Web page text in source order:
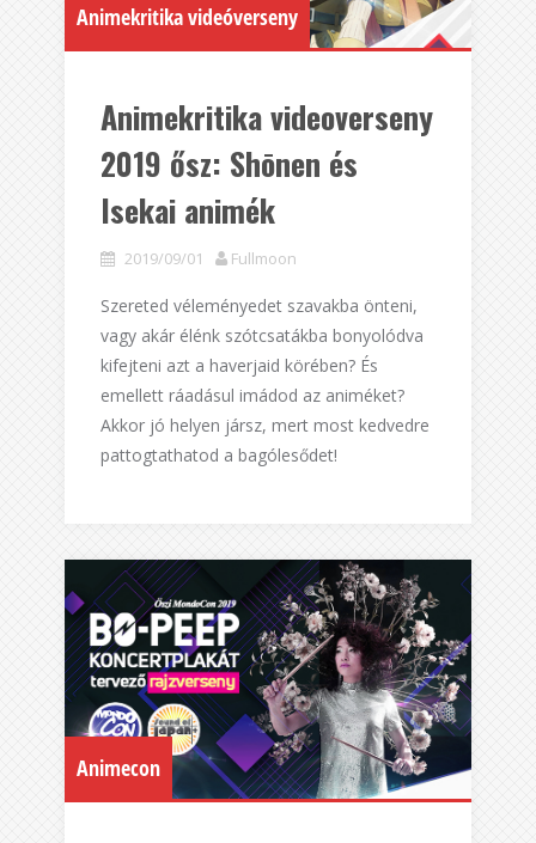
Animekritika videóverseny
Animekritika videoverseny
2019 ősz: Shōnen és
Isekai animék
2019/09/01 Fullmoon
Szereted véleményedet szavakba önteni,
vagy akár élénk szótcsatákba bonyolódva
kifejteni azt a haverjaid körében? És
emellett ráadásul imádod az animéket?
Akkor jó helyen jársz, mert most kedvedre
pattogtathatod a bagólesődet!
Animecon